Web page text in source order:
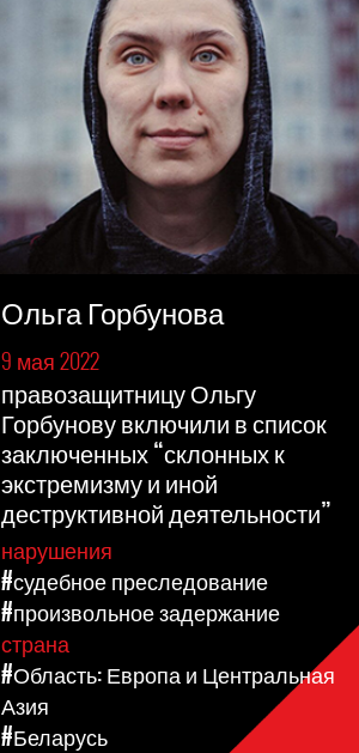
Ольга Горбунова
9 мая 2022
правозащитницу Ольгу
Горбунову включили в список
заключенных “склонных к
экстремизму и иной
деструктивной деятельности”
нарушения
#судебное преследование
#произвольное задержание
страна
#Область: Европа и Центральная
Азия
#Беларусь